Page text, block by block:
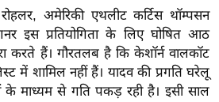
अमेरिकी एथलीट कर्टिस थॉम्पसन
इस प्रतियोगिता के लिए घोषित आठ
करते हैं। गौरतलब है कि केशॉर्न वालकॉट
में शामिल नहीं हैं। यादव की प्रगति घरेलू
के माध्यम से गति पकड़ रही है। इसी साल